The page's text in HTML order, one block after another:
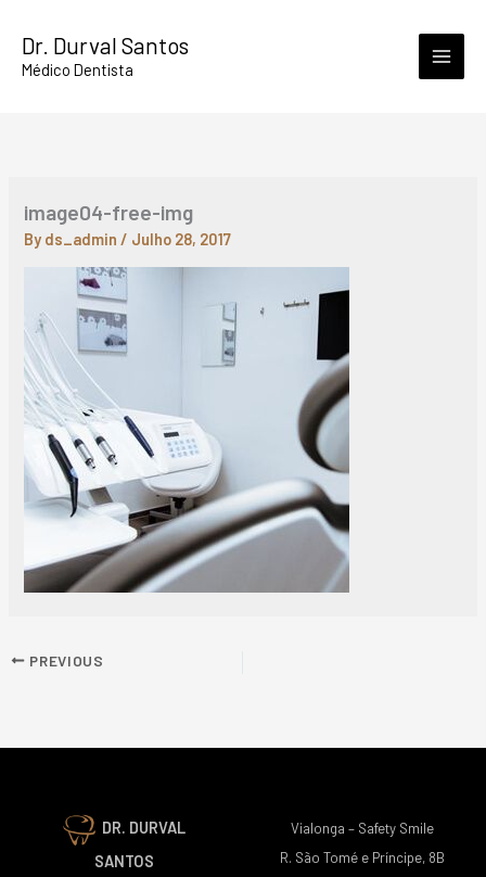
content
Dr. Durval Santos
Médico Dentista
image04-free-img
By ds_admin/ Julho 28, 2017
PREVIOUS
DR. DURVAL
SANTOS
Vialonga – Safety Smile
R. São Tomé e Príncipe, 8B